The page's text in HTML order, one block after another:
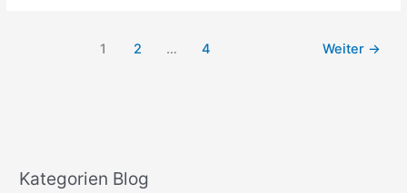
1 2 … 4 Weiter →
Kategorien Blog